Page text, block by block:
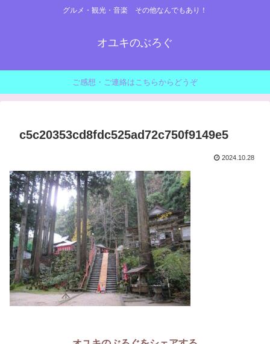
グルメ・観光・音楽 その他なんでもあり！
オユキのぶろぐ
ご感想・ご連絡はこちらからどうぞ
c5c20353cd8fdc525ad72c750f9149e5
2024.10.28